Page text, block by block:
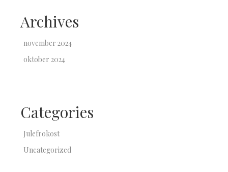
Archives
november 2024
oktober 2024
Categories
Julefrokost
Uncategorized